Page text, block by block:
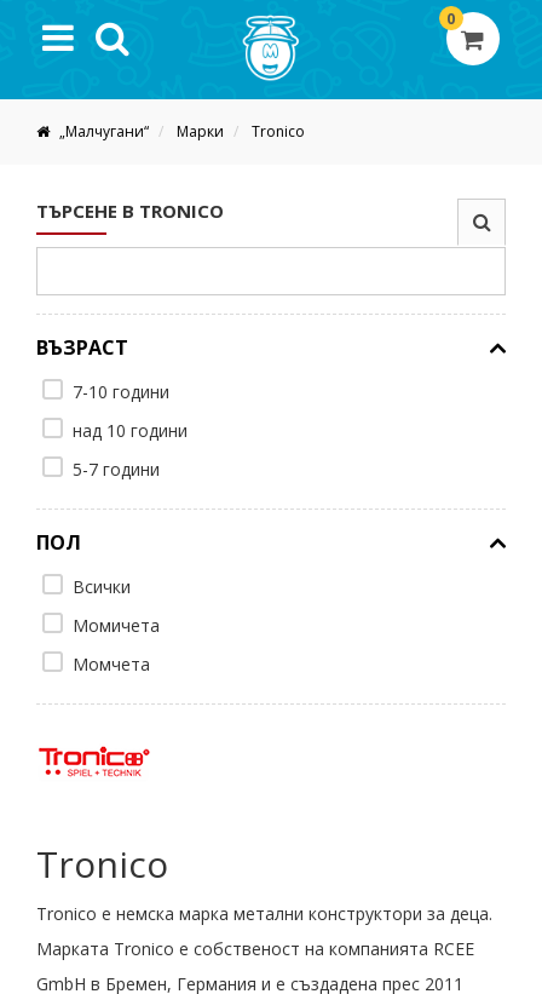
0
„Малчугани“ Марки Tronico
ТЪРСЕНЕ В TRONICO
ВЪЗРАСТ
7-10 години
над 10 години
5-7 години
ПОЛ
Всички
Момичета
Момчета
Tronico
Tronico е немска марка метални конструктори за деца.
Марката Tronico е собственост на компанията RCEE
GmbH в Бремен, Германия и е създадена прес 2011